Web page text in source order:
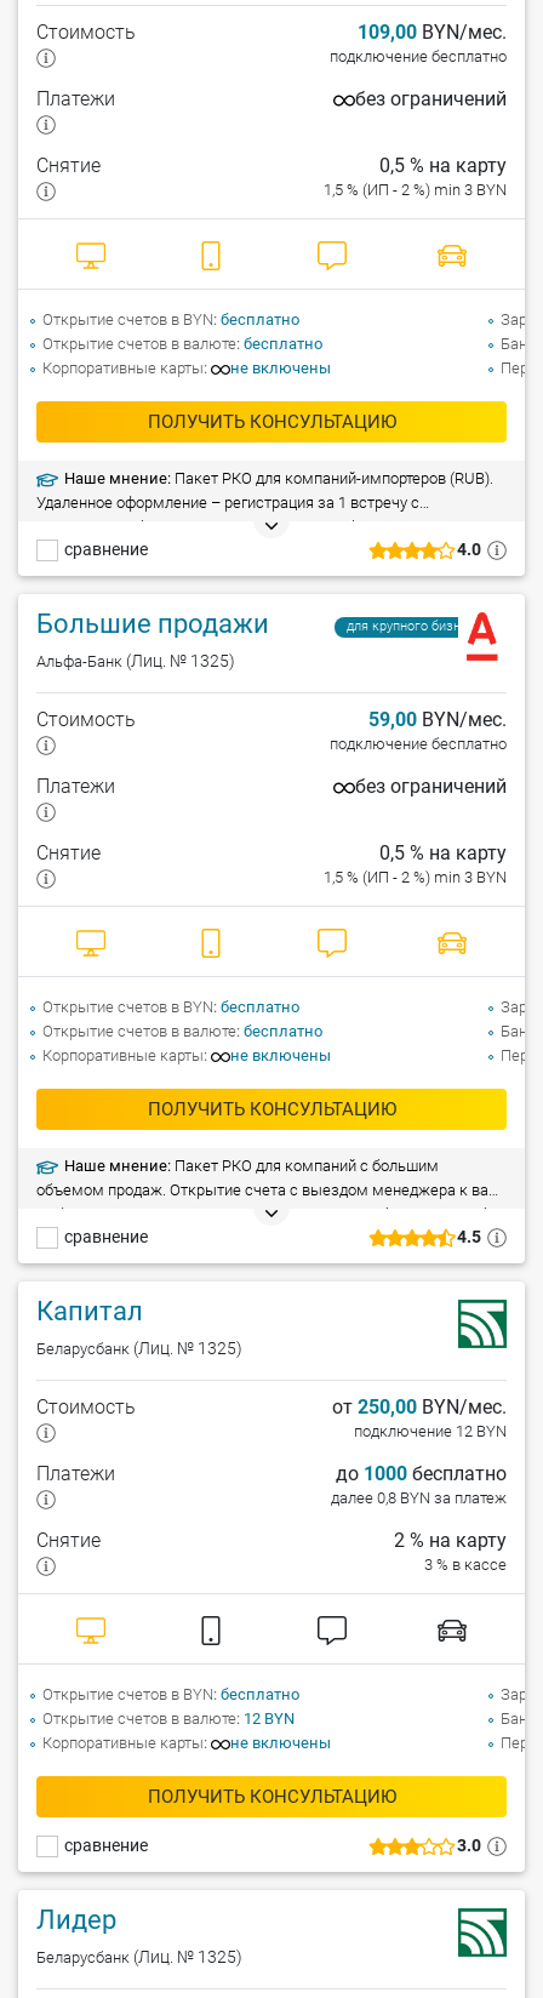
4.0
сравнение
Стоимость 109,00 BYN/мес.
подключение бесплатно
Платежи без ограничений
Снятие 0,5 % на карту
1,5 % (ИП - 2 %) min 3 BYN
ПОЛУЧИТЬ КОНСУЛЬТАЦИЮ
Открытие счетов в BYN бесплатно
Открытие счетов в валюте бесплатно
Корпоративные карты
не включены
Наше мнение: Пакет РКО для компаний-импортеров (RUB).
Удаленное оформление – регистрация за 1 встречу с
менеджером банка. Бесплатные SMS/email-оповещения о
списаниях и зачислениях по счету. Корпоративные карты Visa
Platinum Business. Приятные мелочи для бизнеса. Высокий
мира.
Большие продажи для крупного бизнеса
Альфа-Банк (Лиц. № 1325)
4.5
сравнение
Стоимость 59,00 BYN/мес.
подключение бесплатно
Платежи без ограничений
Снятие 0,5 % на карту
1,5 % (ИП - 2 %) min 3 BYN
ПОЛУЧИТЬ КОНСУЛЬТАЦИЮ
Открытие счетов в BYN бесплатно
Открытие счетов в валюте бесплатно
Корпоративные карты
не включены
Наше мнение: Пакет РКО для компаний с большим
объемом продаж. Открытие счета с выездом менеджера к вам
в офис. Приятные мелочи для бизнеса: B2B-сообщество «Клуб
Клиентов», корпоративные карты Visa Business и Visa Platinum
Business, овердрафтное кредитование, самоинкассация 24/7 и
удовольствием.
Капитал
Беларусбанк (Лиц. № 1325)
3.0
сравнение
Стоимость от 250,00 BYN/мес.
подключение 12 BYN
Платежи до 1000 бесплатно
далее 0,8 BYN за платеж
Снятие 2 % на карту
3 % в кассе
ПОЛУЧИТЬ КОНСУЛЬТАЦИЮ
Открытие счетов в BYN бесплатно
Открытие счетов в валюте 12 BYN
Корпоративные карты
не включены
Лидер
Беларусбанк (Лиц. № 1325)